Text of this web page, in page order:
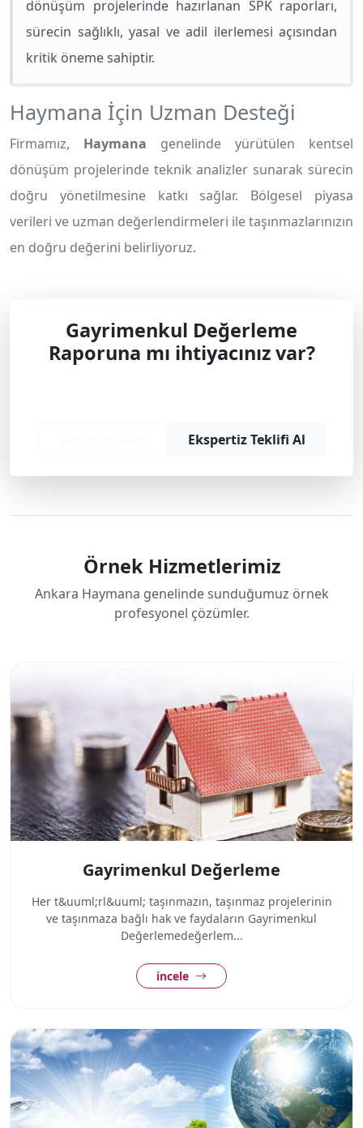
dönüşüm projelerinde hazırlanan SPK raporları,
sürecin sağlıklı, yasal ve adil ilerlemesi açısından
kritik öneme sahiptir.
Haymana İçin Uzman Desteği
Firmamız, Haymana genelinde yürütülen kentsel
dönüşüm projelerinde teknik analizler sunarak sürecin
doğru yönetilmesine katkı sağlar. Bölgesel piyasa
verileri ve uzman değerlendirmeleri ile taşınmazlarınızın
en doğru değerini belirliyoruz.
Gayrimenkul Değerleme
Raporuna mı ihtiyacınız var?
Ekspertiz Teklifi Al
Örnek Hizmetlerimiz
Ankara Haymana genelinde sunduğumuz örnek
profesyonel çözümler.
Gayrimenkul Değerleme
Her t&uuml;rl&uuml; taşınmazın, taşınmaz projelerinin
ve taşınmaza bağlı hak ve faydaların Gayrimenkul
Değerlemedeğerlem...
incele